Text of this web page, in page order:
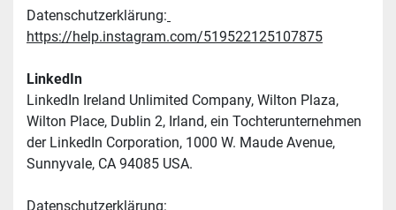
Datenschutzerklärung:
https://help.instagram.com/519522125107875
LinkedIn
LinkedIn Ireland Unlimited Company, Wilton Plaza,
Wilton Place, Dublin 2, Irland, ein Tochterunternehmen
der LinkedIn Corporation, 1000 W. Maude Avenue,
Sunnyvale, CA 94085 USA.